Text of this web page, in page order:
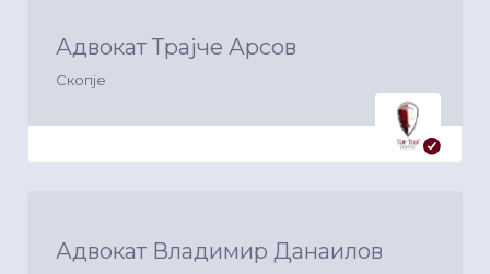
Адвокат Трајче Арсов
Скопје
Адвокат Владимир Данаилов